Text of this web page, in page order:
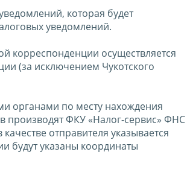
которая будет
уведомлений.
корреспонденции осуществляется
(за исключением Чукотского
органами по месту нахождения
производят ФКУ «Налог-сервис» ФНС
отправителя указывается
будут указаны координаты